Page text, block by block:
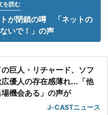
を読む
が閉鎖の噂 「ネットの
いで！」の声
巨人・リチャード、ソフ
広優人の存在感薄れ...「他
機会ある」の声が
J-CASTニュース